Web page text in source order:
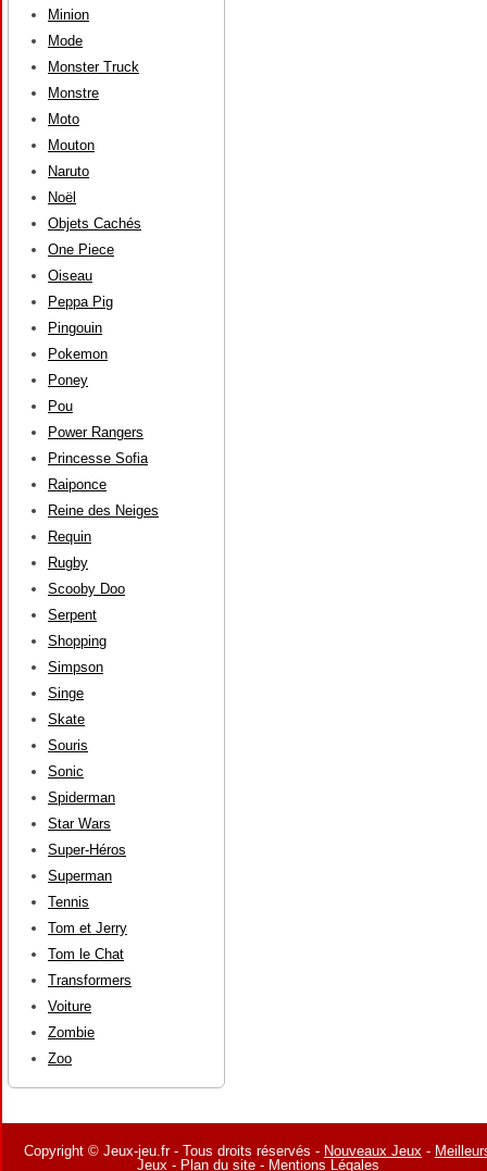
Minion
Mode
Monster Truck
Monstre
Moto
Mouton
Naruto
Noël
Objets Cachés
One Piece
Oiseau
Peppa Pig
Pingouin
Pokemon
Poney
Pou
Power Rangers
Princesse Sofia
Raiponce
Reine des Neiges
Requin
Rugby
Scooby Doo
Serpent
Shopping
Simpson
Singe
Skate
Souris
Sonic
Spiderman
Star Wars
Super-Héros
Superman
Tennis
Tom et Jerry
Tom le Chat
Transformers
Voiture
Zombie
Zoo
Copyright © Jeux-jeu.fr - Tous droits réservés - Nouveaux Jeux -
Jeux- Plan du site- Mentions Légales